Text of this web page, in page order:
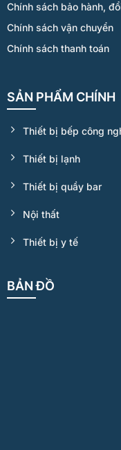
Chính sách bảo hành,
Chính sách vận chuyển
Chính sách thanh toán
SẢN PHẨM CHÍNH
Thiết bị bếp công
Thiết bị lạnh
Thiết bị quầy bar
Nội thất
Thiết bị y tế
BẢN ĐỒ